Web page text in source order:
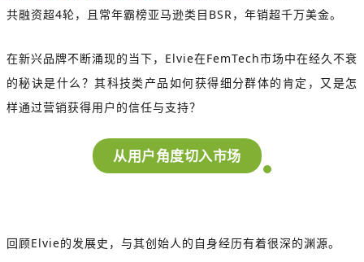
共融资超4轮，且常年霸榜亚马逊类目BSR，年销超千万美金。
在新兴品牌不断涌现的当下，Elvie在FemTech市场中在经久不衰
的秘诀是什么？其科技类产品如何获得细分群体的肯定，又是怎
样通过营销获得用户的信任与支持？
从用户角度切入市场
回顾Elvie的发展史，与其创始人的自身经历有着很深的渊源。